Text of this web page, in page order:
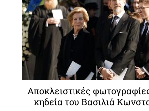
Αποκλειστικές
κηδεία του Βασιλιά